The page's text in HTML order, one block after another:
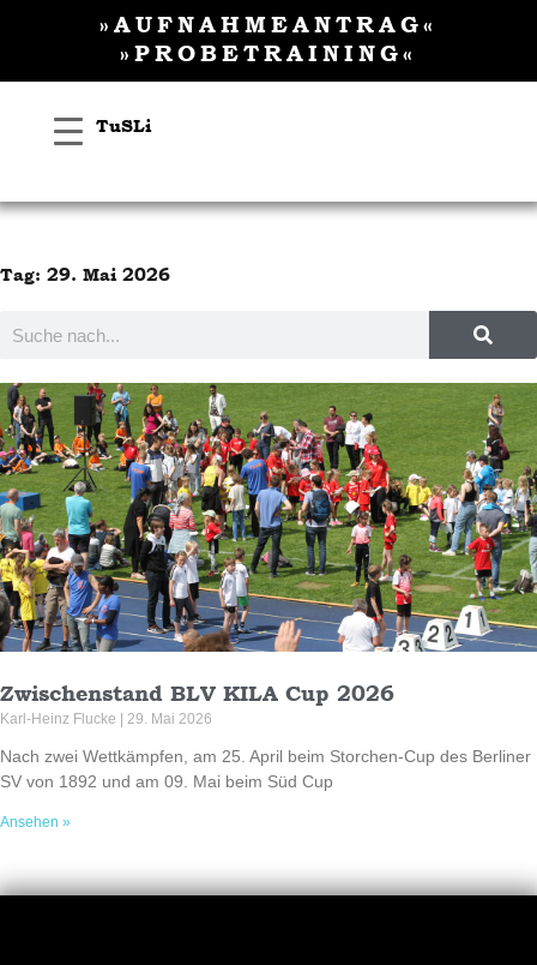
»AUFNAHMEANTRAG«
»PROBETRAINING«
TuSLi
Tag: 29. Mai 2026
Zwischenstand BLV KILA Cup 2026
Karl-Heinz Flucke 29. Mai 2026
Nach zwei Wettkämpfen, am 25. April beim Storchen-Cup des Berliner
SV von 1892 und am 09. Mai beim Süd Cup
Ansehen »